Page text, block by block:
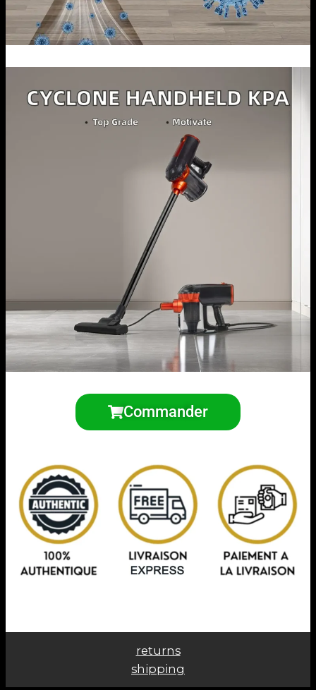
Commander
returns
shipping